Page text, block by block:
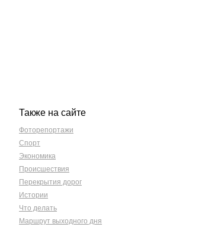
Также на сайте
Фоторепортажи
Спорт
Экономика
Происшествия
Перекрытия дорог
Истории
Что делать
Маршрут выходного дня